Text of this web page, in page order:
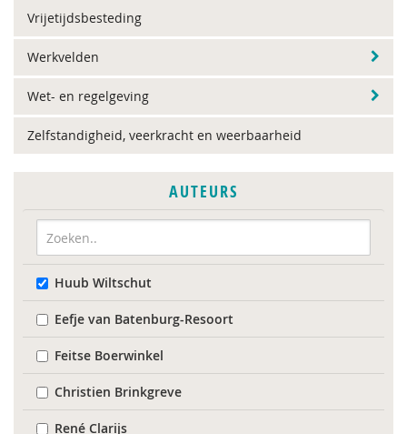
Vrijetijdsbesteding
Werkvelden
Wet- en regelgeving
Zelfstandigheid, veerkracht en weerbaarheid
AUTEURS
Huub Wiltschut
Eefje van Batenburg-Resoort
Feitse Boerwinkel
Christien Brinkgreve
René Clarijs